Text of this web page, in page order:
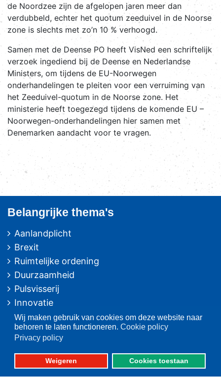
Wij maken gebruik van cookies om deze website naar
behoren te laten functioneren. Cookie policy
Privacy policy
Weigeren Cookies toestaan
de Noordzee zijn de afgelopen jaren meer dan
verdubbeld, echter het quotum zeeduivel in de Noorse
zone is slechts met zo’n 10 % verhoogd.
Samen met de Deense PO heeft VisNed een schriftelijk
verzoek ingediend bij de Deense en Nederlandse
Ministers, om tijdens de EU-Noorwegen
onderhandelingen te pleiten voor een verruiming van
het Zeeduivel-quotum in de Noorse zone. Het
ministerie heeft toegezegd tijdens de komende EU –
Noorwegen-onderhandelingen hier samen met
Denemarken aandacht voor te vragen.
Belangrijke thema's
Aanlandplicht
Brexit
Ruimtelijke ordening
Duurzaamheid
Pulsvisserij
Innovatie
Algemeen/Overig beleid
Vissers voor schone zee
Op deze website